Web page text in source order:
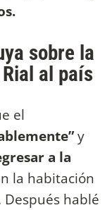
sobre la
al país
el
y
a la
la habitación
hablé